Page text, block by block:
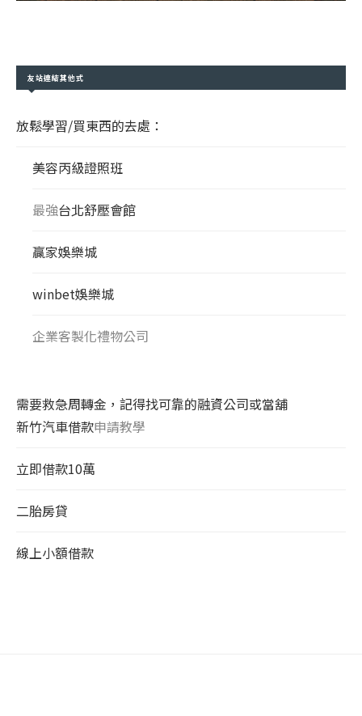
友站連結其他式
放鬆學習/買東西的去處：
美容丙級證照班
最強台北舒壓會館
贏家娛樂城
winbet娛樂城
企業客製化禮物公司
需要救急周轉金，記得找可靠的融資公司或當舖
新竹汽車借款申請教學
立即借款10萬
二胎房貸
線上小額借款